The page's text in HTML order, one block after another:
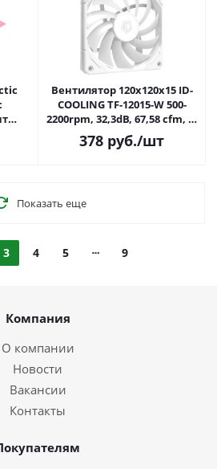
Вентилятор 120x120x15 ID-
COOLING TF-12015-W 500-
2200rpm, 32,3dB, 67,58 cfm, 4-
pin PWM, белый
378 руб./шт
Показать еще
3 4 5 9
Компания
О компании
Новости
Вакансии
Контакты